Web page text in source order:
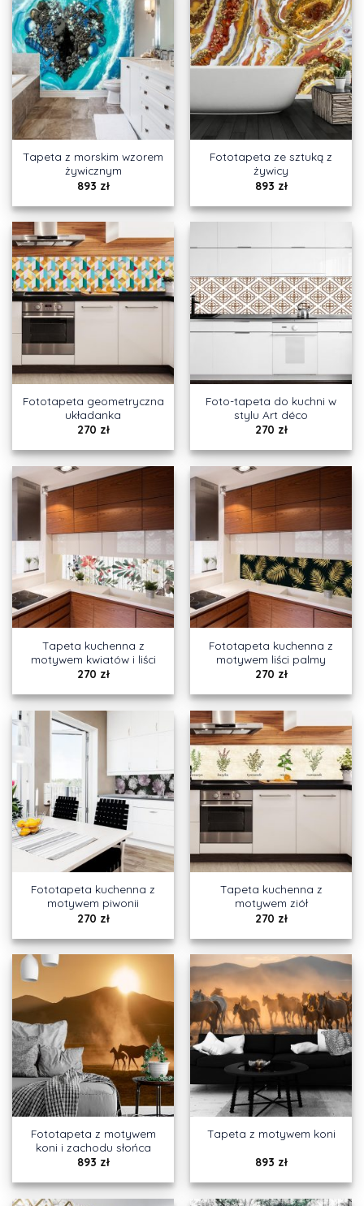
Tapeta z morskim wzorem
żywicznym
893 zł
Fototapeta ze sztuką z
żywicy
893 zł
Fototapeta geometryczna
układanka
270 zł
Foto-tapeta do kuchni w
stylu Art déco
270 zł
Tapeta kuchenna z
motywem kwiatów i liści
270 zł
Fototapeta kuchenna z
motywem liści palmy
270 zł
Fototapeta kuchenna z
motywem piwonii
270 zł
Tapeta kuchenna z
motywem ziół
270 zł
Fototapeta z motywem
koni i zachodu słońca
893 zł
Tapeta z motywem koni
893 zł